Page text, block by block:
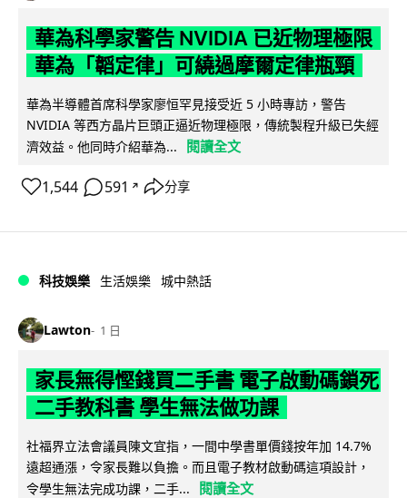
華為科學家警告 NVIDIA 已近物理極限
華為「韜定律」可繞過摩爾定律瓶頸
華為半導體首席科學家廖恒罕見接受近 5 小時專訪，警告
NVIDIA 等西方晶片巨頭正逼近物理極限，傳統製程升級已失經
濟效益。他同時介紹華為...
閱讀全文
1,544 591 ↗ 分享
科技娛樂 生活娛樂 城中熱話
Lawton 1 日
家長無得慳錢買二手書 電子啟動碼鎖死
二手教科書 學生無法做功課
社福界立法會議員陳文宜指，一間中學書單價錢按年加 14.7%
遠超通漲，令家長難以負擔。而且電子教材啟動碼這項設計，
令學生無法完成功課，二手...
閱讀全文